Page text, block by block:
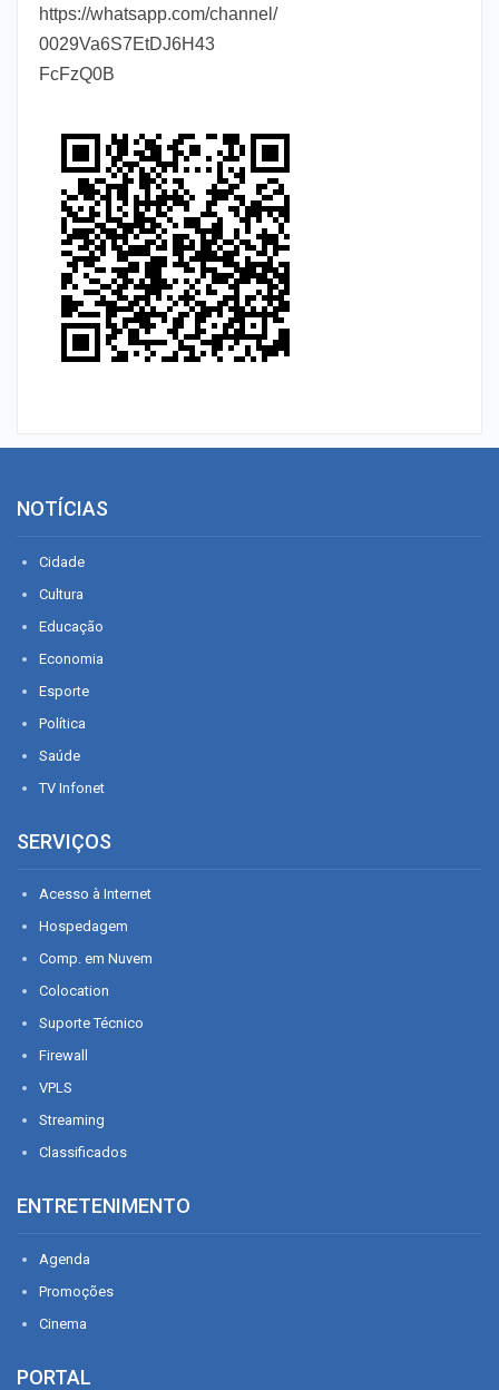
https://whatsapp.com/channel/
0029Va6S7EtDJ6H43
FcFzQ0B
NOTÍCIAS
Cidade
Cultura
Educação
Economia
Esporte
Política
Saúde
TV Infonet
SERVIÇOS
Acesso à Internet
Hospedagem
Comp. em Nuvem
Colocation
Suporte Técnico
Firewall
VPLS
Streaming
Classificados
ENTRETENIMENTO
Agenda
Promoções
Cinema
PORTAL